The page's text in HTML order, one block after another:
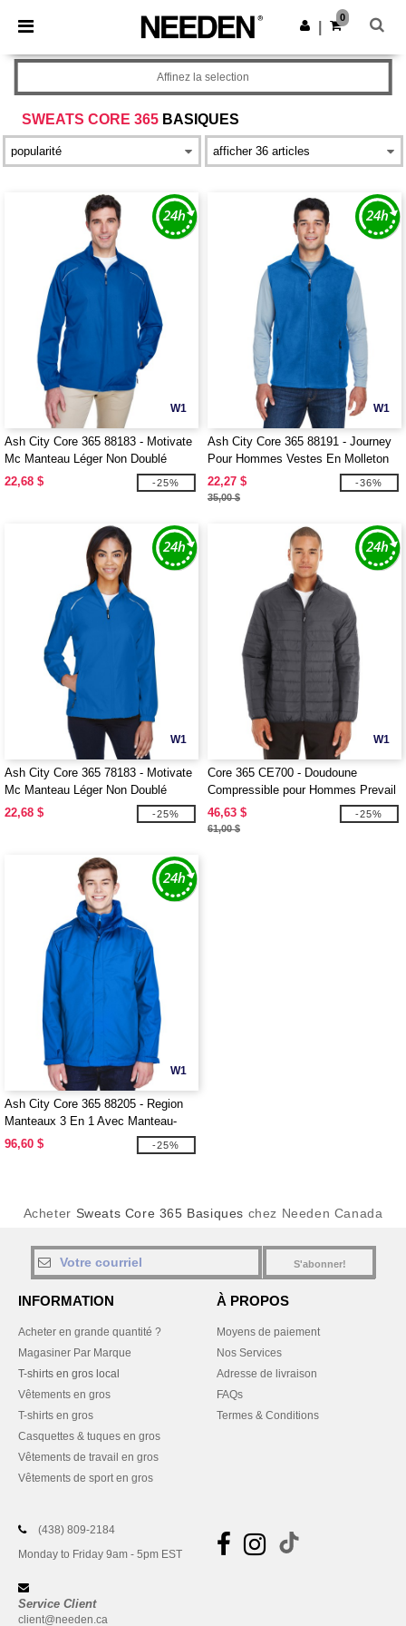
× Appli Needen
Meilleurs prix sur l’app !
Obtenir l'appli
0
SWEATS CORE 365 BASIQUES
Affinez la selection
W1
Ash City Core 365 88183 - Motivate
Mc Manteau Léger Non Doublé
22,68 $
-25%
W1
Ash City Core 365 88191 - Journey
Pour Hommes Vestes En Molleton
Mc
22,27 $
35,00 $
-36%
W1
Ash City Core 365 78183 - Motivate
Mc Manteau Léger Non Doublé
22,68 $
-25%
W1
Core 365 CE700 - Doudoune
Compressible pour Hommes Prevail
46,63 $
61,00 $
-25%
W1
Ash City Core 365 88205 - Region
Manteaux 3 En 1 Avec Manteau-
Doublure En Molleton Pour Homme
96,60 $ -25%
Acheter Sweats Core 365 Basiques chez Needen Canada
S'abonner!
INFORMATION
Acheter en grande quantité ?
Magasiner Par Marque
T-shirts en gros local
Vêtements en gros
T-shirts en gros
Casquettes & tuques en gros
Vêtements de travail en gros
Vêtements de sport en gros
À PROPOS
Moyens de paiement
Nos Services
Adresse de livraison
FAQs
Termes & Conditions
(438) 809-2184
Monday to Friday 9am - 5pm EST
Service Client
client@needen.ca